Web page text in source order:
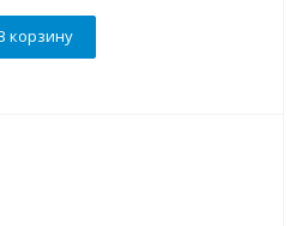
корзину